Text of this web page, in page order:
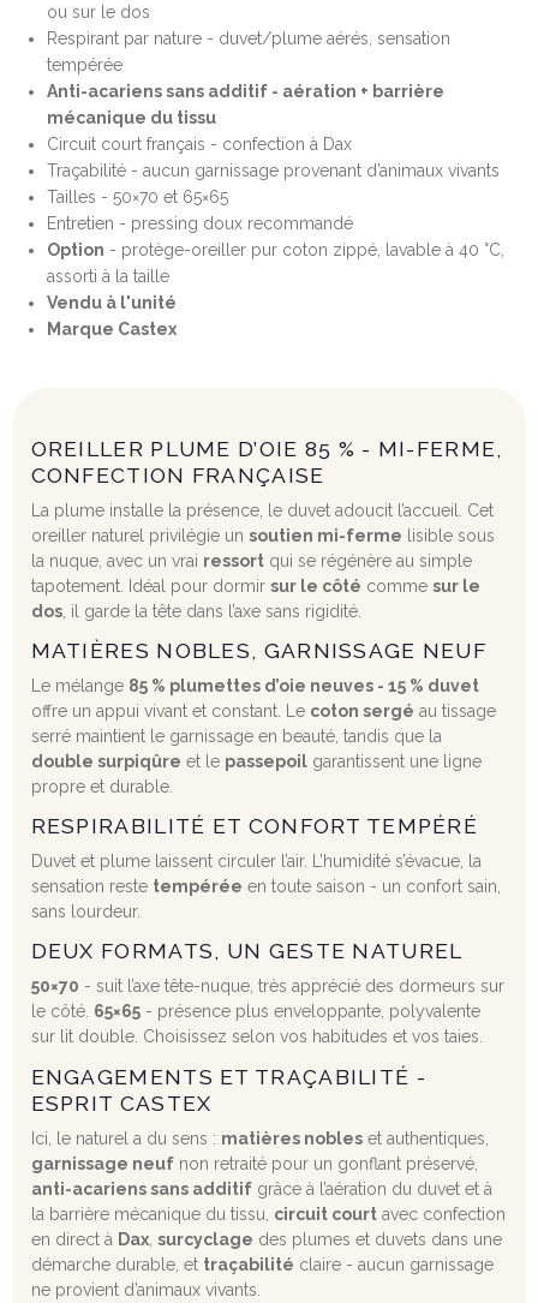
ou sur le dos
Respirant par nature - duvet/plume aérés, sensation
tempérée
Anti-acariens sans additif - aération + barrière
mécanique du tissu
Circuit court français - confection à Dax
Traçabilité - aucun garnissage provenant d’animaux vivants
Tailles - 50×70 et 65×65
Entretien - pressing doux recommandé
Option - protège-oreiller pur coton zippé, lavable à 40 °C,
assorti à la taille
Vendu à l'unité
Marque Castex
OREILLER PLUME D’OIE 85 % - MI-FERME,
CONFECTION FRANÇAISE
La plume installe la présence, le duvet adoucit l’accueil. Cet
oreiller naturel privilégie un soutien mi-ferme lisible sous
la nuque, avec un vrai ressortqui se régénère au simple
tapotement. Idéal pour dormir sur le côté comme sur le
dos, il garde la tête dans l’axe sans rigidité.
MATIÈRES NOBLES, GARNISSAGE NEUF
Le mélange 85 % plumettes d’oie neuves - 15 % duvet
offre un appui vivant et constant. Le coton sergé au tissage
serré maintient le garnissage en beauté, tandis que la
double surpiqûre et le passepoilgarantissent une ligne
propre et durable.
RESPIRABILITÉ ET CONFORT TEMPÉRÉ
Duvet et plume laissent circuler l’air. L’humidité s’évacue, la
sensation reste tempérée en toute saison - un confort sain,
sans lourdeur.
DEUX FORMATS, UN GESTE NATUREL
50×70 - suit l’axe tête-nuque, très apprécié des dormeurs sur
le côté. 65×65- présence plus enveloppante, polyvalente
sur lit double. Choisissez selon vos habitudes et vos taies.
ENGAGEMENTS ET TRAÇABILITÉ -
ESPRIT CASTEX
Ici, le naturel a du sens : matières nobleset authentiques,
garnissage neufnon retraité pour un gonflant préservé,
anti-acariens sans additifgrâce à l’aération du duvet et à
la barrière mécanique du tissu, circuit courtavec confection
en direct à Dax, surcyclage des plumes et duvets dans une
démarche durable, et traçabilité claire - aucun garnissage
ne provient d’animaux vivants.